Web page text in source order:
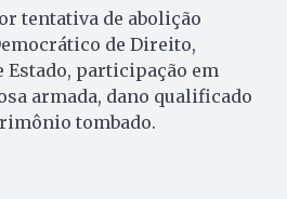
tentativa de abolição
de Direito,
Estado, participação em
armada, dano qualificado
tombado.